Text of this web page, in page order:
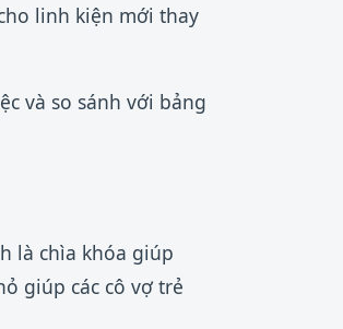
linh kiện mới thay
và so sánh với bảng
là chìa khóa giúp
giúp các cô vợ trẻ